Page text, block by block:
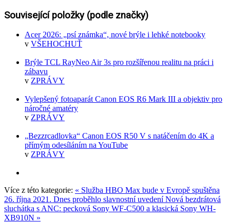
Související položky (podle značky)
Acer 2026: „psí známka“, nové brýle i lehké notebooky
v VŠEHOCHUŤ
Brýle TCL RayNeo Air 3s pro rozšířenou realitu na práci i
zábavu
v ZPRÁVY
Vylepšený fotoaparát Canon EOS R6 Mark III a objektiv pro
náročné amatéry
v ZPRÁVY
„Bezzrcadlovka“ Canon EOS R50 V s natáčením do 4K a
přímým odesíláním na YouTube
v ZPRÁVY
Více z této kategorie: « Služba HBO Max bude v Evropě spuštěna
26. října 2021. Dnes proběhlo slavnostní uvedeníNová bezdrátová
sluchátka s ANC: pecková Sony WF-C500 a klasická Sony WH-
XB910N »